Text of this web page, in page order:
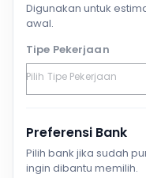
Digunakan untuk
awal.
Tipe Pekerjaan
Preferensi Bank
Pilih bank jika sudah
ingin dibantu memilih.